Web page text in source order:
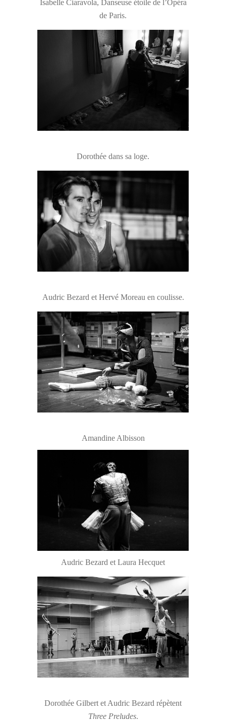
Isabelle Ciaravola, Danseuse étoile de l’Opéra
de Paris.
Dorothée dans sa loge.
Audric Bezard et Hervé Moreau en coulisse.
Amandine Albisson
Audric Bezard et Laura Hecquet
Dorothée Gilbert et Audric Bezard répètent
Three Preludes.